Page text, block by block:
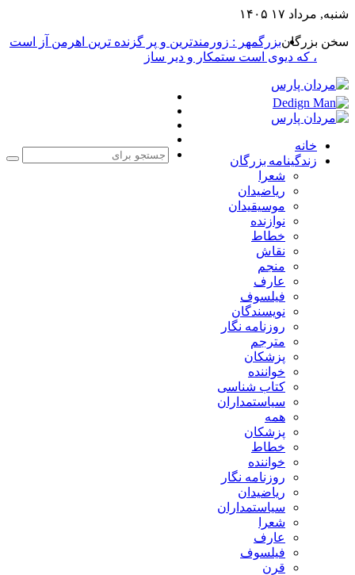
شنبه, مرداد ۱۷ ۱۴۰۵
سخن بزرگانبزرگمهر : زورمندترین و پر گزنده ترین اهرمن آز است
، که دیوی است ستمکار و دیر ساز
خانه
زندگینامه بزرگان
شعرا
ریاضیدان
موسیقیدان
نوازنده
خطاط
نقاش
منجم
عارف
فیلسوف
نویسندگان
روزنامه نگار
مترجم
پزشکان
خواننده
کتاب شناسی
سیاستمداران
همه
پزشکان
خطاط
خواننده
روزنامه نگار
ریاضیدان
سیاستمداران
شعرا
عارف
فیلسوف
قرن